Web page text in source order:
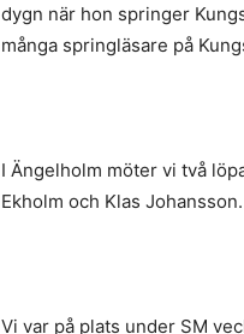
dygn när hon springer
många springläsare på
I Ängelholm möter vi två
Ekholm och Klas Johansson.
Vi var på plats under SM